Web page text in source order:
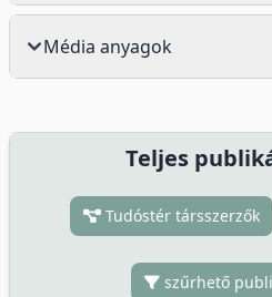
Média anyagok
Teljes
Tudóstér társszerzők
szűrhető